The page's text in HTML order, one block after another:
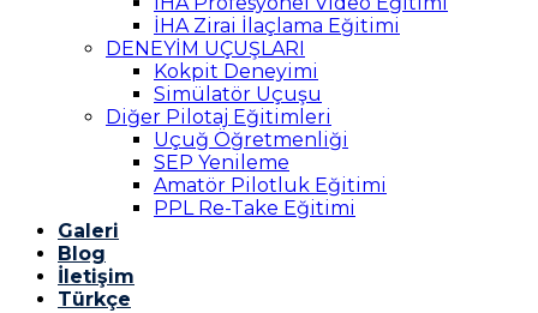
İHA Zirai İlaçlama Eğitimi
DENEYİM UÇUŞLARI
Kokpit Deneyimi
Simülatör Uçuşu
Diğer Pilotaj Eğitimleri
Uçuğ Öğretmenliği
SEP Yenileme
Amatör Pilotluk Eğitimi
PPL Re-Take Eğitimi
Galeri
Blog
İletişim
Türkçe